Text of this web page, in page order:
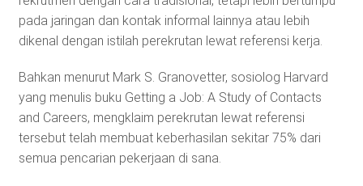
pada jaringan dan kontak informal lainnya atau lebih
dikenal dengan istilah perekrutan lewat referensi kerja.
Bahkan menurut Mark S. Granovetter, sosiolog Harvard
yang menulis buku Getting a Job: A Study of Contacts
and Careers, mengklaim perekrutan lewat referensi
tersebut telah membuat keberhasilan sekitar 75% dari
semua pencarian pekerjaan di sana.